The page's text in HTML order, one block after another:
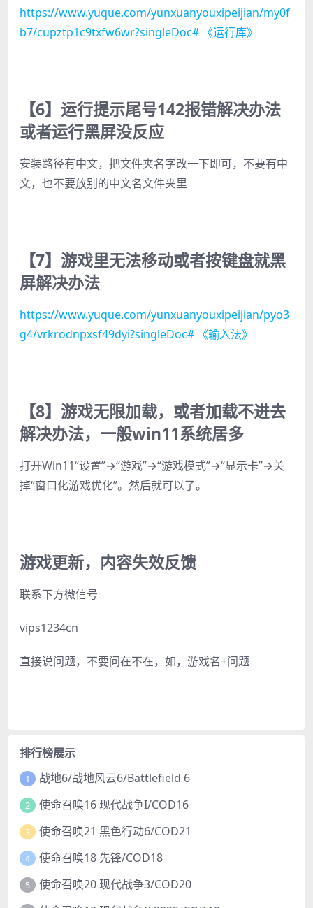
https://www.yuque.com/yunxuanyouxipeijian/my0f
b7/cupztp1c9txfw6wr?singleDoc# 《运行库》
【6】运行提示尾号142报错解决办法
或者运行黑屏没反应
安装路径有中文，把文件夹名字改一下即可，不要有中
文，也不要放别的中文名文件夹里
【7】游戏里无法移动或者按键盘就黑
屏解决办法
https://www.yuque.com/yunxuanyouxipeijian/pyo3
g4/vrkrodnpxsf49dyi?singleDoc# 《输入法》
【8】游戏无限加载，或者加载不进去
解决办法，一般win11系统居多
打开Win11“设置”→“游戏”→“游戏模式”→“显示卡”→关
掉“窗口化游戏优化”。然后就可以了。
游戏更新，内容失效反馈
联系下方微信号
vips1234cn
直接说问题，不要问在不在，如，游戏名+问题
排行榜展示
1 战地6/战地风云6/Battlefield 6
2 使命召唤16 现代战争I/COD16
3 使命召唤21 黑色行动6/COD21
4 使命召唤18 先锋/COD18
5 使命召唤20 现代战争3/COD20